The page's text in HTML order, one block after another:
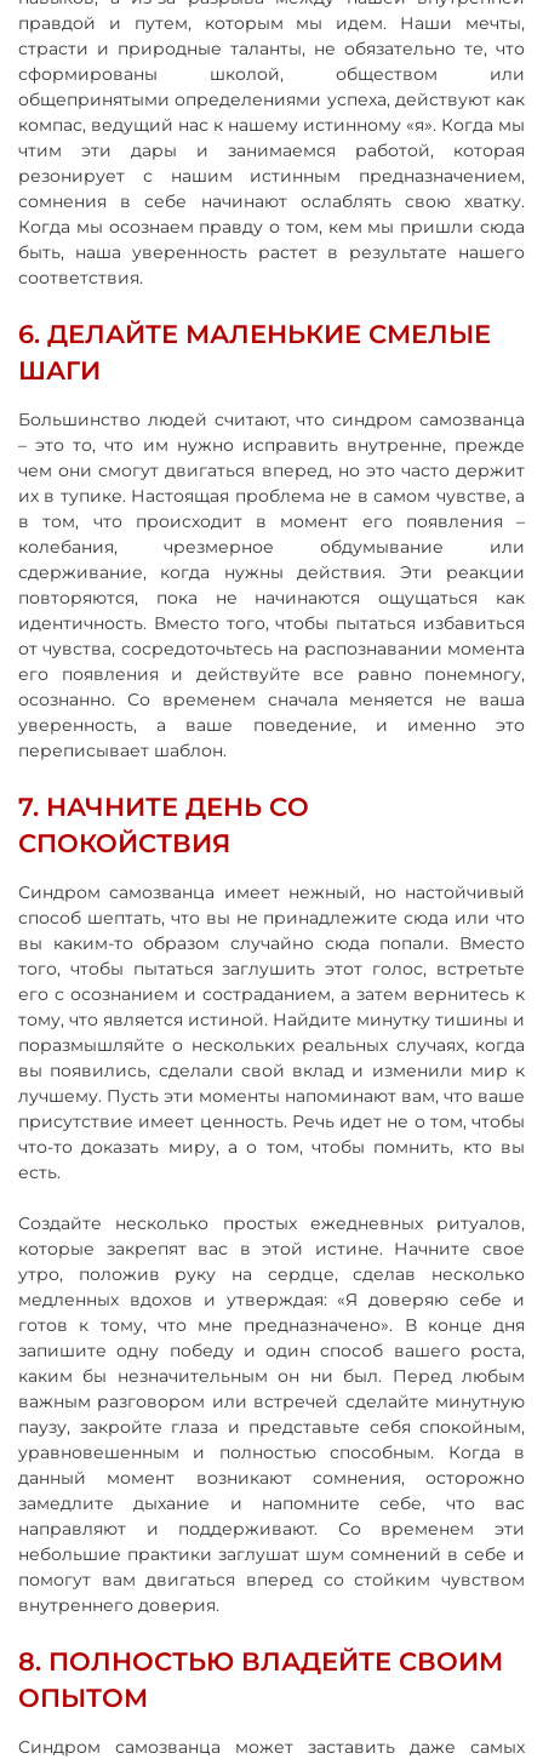
правдой и путем, которым мы идем. Наши мечты,
страсти и природные таланты, не обязательно те, что
сформированы школой, обществом или
общепринятыми определениями успеха, действуют как
компас, ведущий нас к нашему истинному «я». Когда мы
чтим эти дары и занимаемся работой, которая
резонирует с нашим истинным предназначением,
сомнения в себе начинают ослаблять свою хватку.
Когда мы осознаем правду о том, кем мы пришли сюда
быть, наша уверенность растет в результате нашего
соответствия.
6. ДЕЛАЙТЕ МАЛЕНЬКИЕ СМЕЛЫЕ
ШАГИ
Большинство людей считают, что синдром самозванца
– это то, что им нужно исправить внутренне, прежде
чем они смогут двигаться вперед, но это часто держит
их в тупике. Настоящая проблема не в самом чувстве, а
в том, что происходит в момент его появления –
колебания, чрезмерное обдумывание или
сдерживание, когда нужны действия. Эти реакции
повторяются, пока не начинаются ощущаться как
идентичность. Вместо того, чтобы пытаться избавиться
от чувства, сосредоточьтесь на распознавании момента
его появления и действуйте все равно понемногу,
осознанно. Со временем сначала меняется не ваша
уверенность, а ваше поведение, и именно это
переписывает шаблон.
7. НАЧНИТЕ ДЕНЬ СО
СПОКОЙСТВИЯ
Синдром самозванца имеет нежный, но настойчивый
способ шептать, что вы не принадлежите сюда или что
вы каким-то образом случайно сюда попали. Вместо
того, чтобы пытаться заглушить этот голос, встретьте
его с осознанием и состраданием, а затем вернитесь к
тому, что является истиной. Найдите минутку тишины и
поразмышляйте о нескольких реальных случаях, когда
вы появились, сделали свой вклад и изменили мир к
лучшему. Пусть эти моменты напоминают вам, что ваше
присутствие имеет ценность. Речь идет не о том, чтобы
что-то доказать миру, а о том, чтобы помнить, кто вы
есть.
Создайте несколько простых ежедневных ритуалов,
которые закрепят вас в этой истине. Начните свое
утро, положив руку на сердце, сделав несколько
медленных вдохов и утверждая: «Я доверяю себе и
готов к тому, что мне предназначено». В конце дня
запишите одну победу и один способ вашего роста,
каким бы незначительным он ни был. Перед любым
важным разговором или встречей сделайте минутную
паузу, закройте глаза и представьте себя спокойным,
уравновешенным и полностью способным. Когда в
данный момент возникают сомнения, осторожно
замедлите дыхание и напомните себе, что вас
направляют и поддерживают. Со временем эти
небольшие практики заглушат шум сомнений в себе и
помогут вам двигаться вперед со стойким чувством
внутреннего доверия.
8. ПОЛНОСТЬЮ ВЛАДЕЙТЕ СВОИМ
ОПЫТОМ
Синдром самозванца может заставить даже самых